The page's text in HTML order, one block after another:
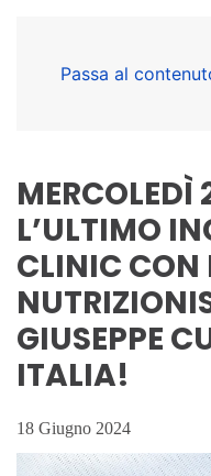
Passa al
MERCOLEDÌ
L’ULTIMO
CLINIC CON
GIUSEPPE
ITALIA!
18 Giugno 2024